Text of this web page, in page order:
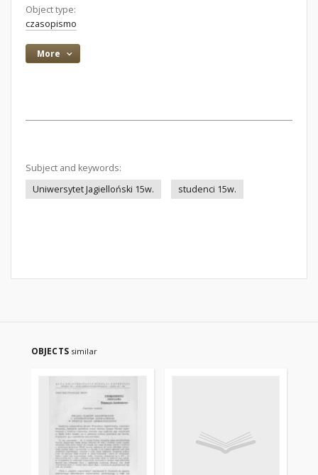
Object type:
czasopismo
More
Subject and keywords:
Uniwersytet Jagielloński 15w.
studenci 15w.
OBJECTS similar